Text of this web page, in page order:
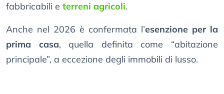
fabbricabili e terreni agricoli.
Anche nel 2026 è confermata l’esenzione per la
prima casa, quella definita come “abitazione
principale”, a eccezione degli immobili di lusso.